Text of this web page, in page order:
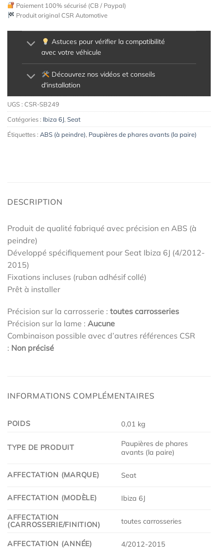
Paiement 100% sécurisé (CB / Paypal)
Produit original CSR Automotive
Astuces pour vérifier la compatibilité
avec votre véhicule
Découvrez nos vidéos et conseils
d'installation
UGS : CSR-SB249
Catégories : Ibiza 6J, Seat
Étiquettes : ABS (à peindre), Paupières de phares avants (la paire)
DESCRIPTION
Produit de qualité fabriqué avec précision en ABS (à
peindre)
Développé spécifiquement pour Seat Ibiza 6J (4/2012-
2015)
Fixations incluses (ruban adhésif collé)
Prêt à installer
Précision sur la carrosserie : toutes carrosseries
Précision sur la lame : Aucune
Combinaison possible avec d’autres références CSR
: Non précisé
INFORMATIONS COMPLÉMENTAIRES
POIDS 0,01 kg
TYPE DE PRODUIT
Paupières de phares
avants (la paire)
AFFECTATION (MARQUE) Seat
AFFECTATION (MODÈLE) Ibiza 6J
AFFECTATION
(CARROSSERIE/FINITION)
toutes carrosseries
AFFECTATION (ANNÉE) 4/2012-2015